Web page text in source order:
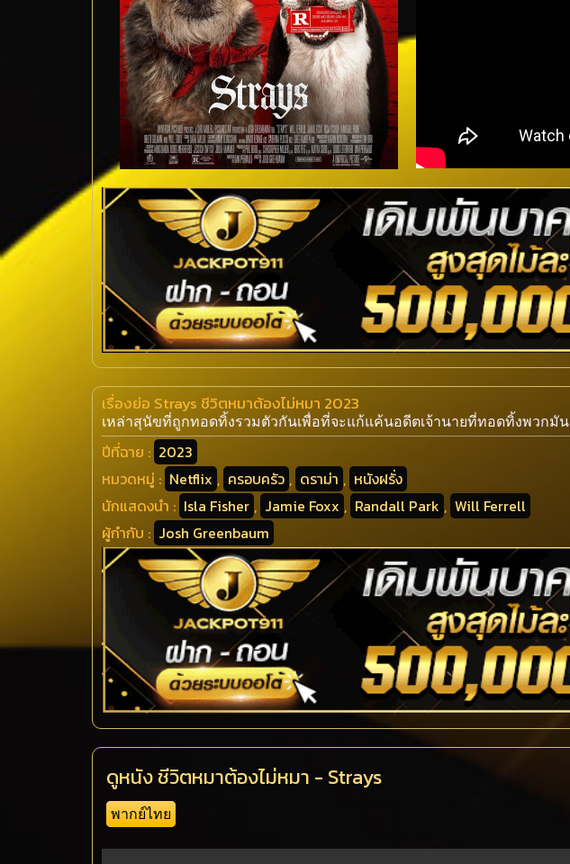
เรื่องย่อ Strays ชีวิตหมาต้องไม่หมา 2023
เหล่าสุนัขที่ถูกทอดทิ้งรวมตัวกันเพื่อที่จะแก้แค้นอดีตเจ้านายที่ทอดทิ้งพวกมัน
ปีที่ฉาย : 2023
หมวดหมู่ : Netflix , ครอบครัว , ดราม่า , หนังฝรั่ง
นักแสดงนำ : Isla Fisher , Jamie Foxx , Randall Park , Will Ferrell
ผู้กำกับ : Josh Greenbaum
ดูหนัง ชีวิตหมาต้องไม่หมา - Strays
พากย์ไทย